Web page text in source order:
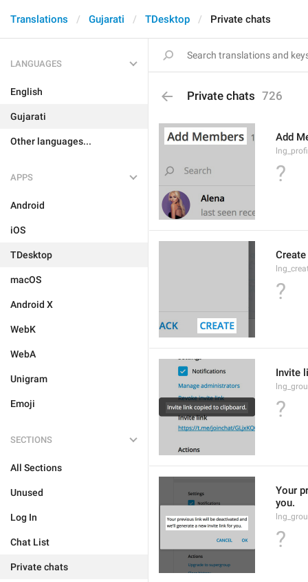
Translations Gujarati TDesktop Private chats
LANGUAGES
English
Gujarati
Other languages...
APPS
Android
iOS
TDesktop
macOS
Android X
WebK
WebA
Unigram
Emoji
SECTIONS
All Sections
Unused
Log In
Chat List
Private chats
Private chats 726
Add
?
Create
?
Invite
?
Your
you.
?